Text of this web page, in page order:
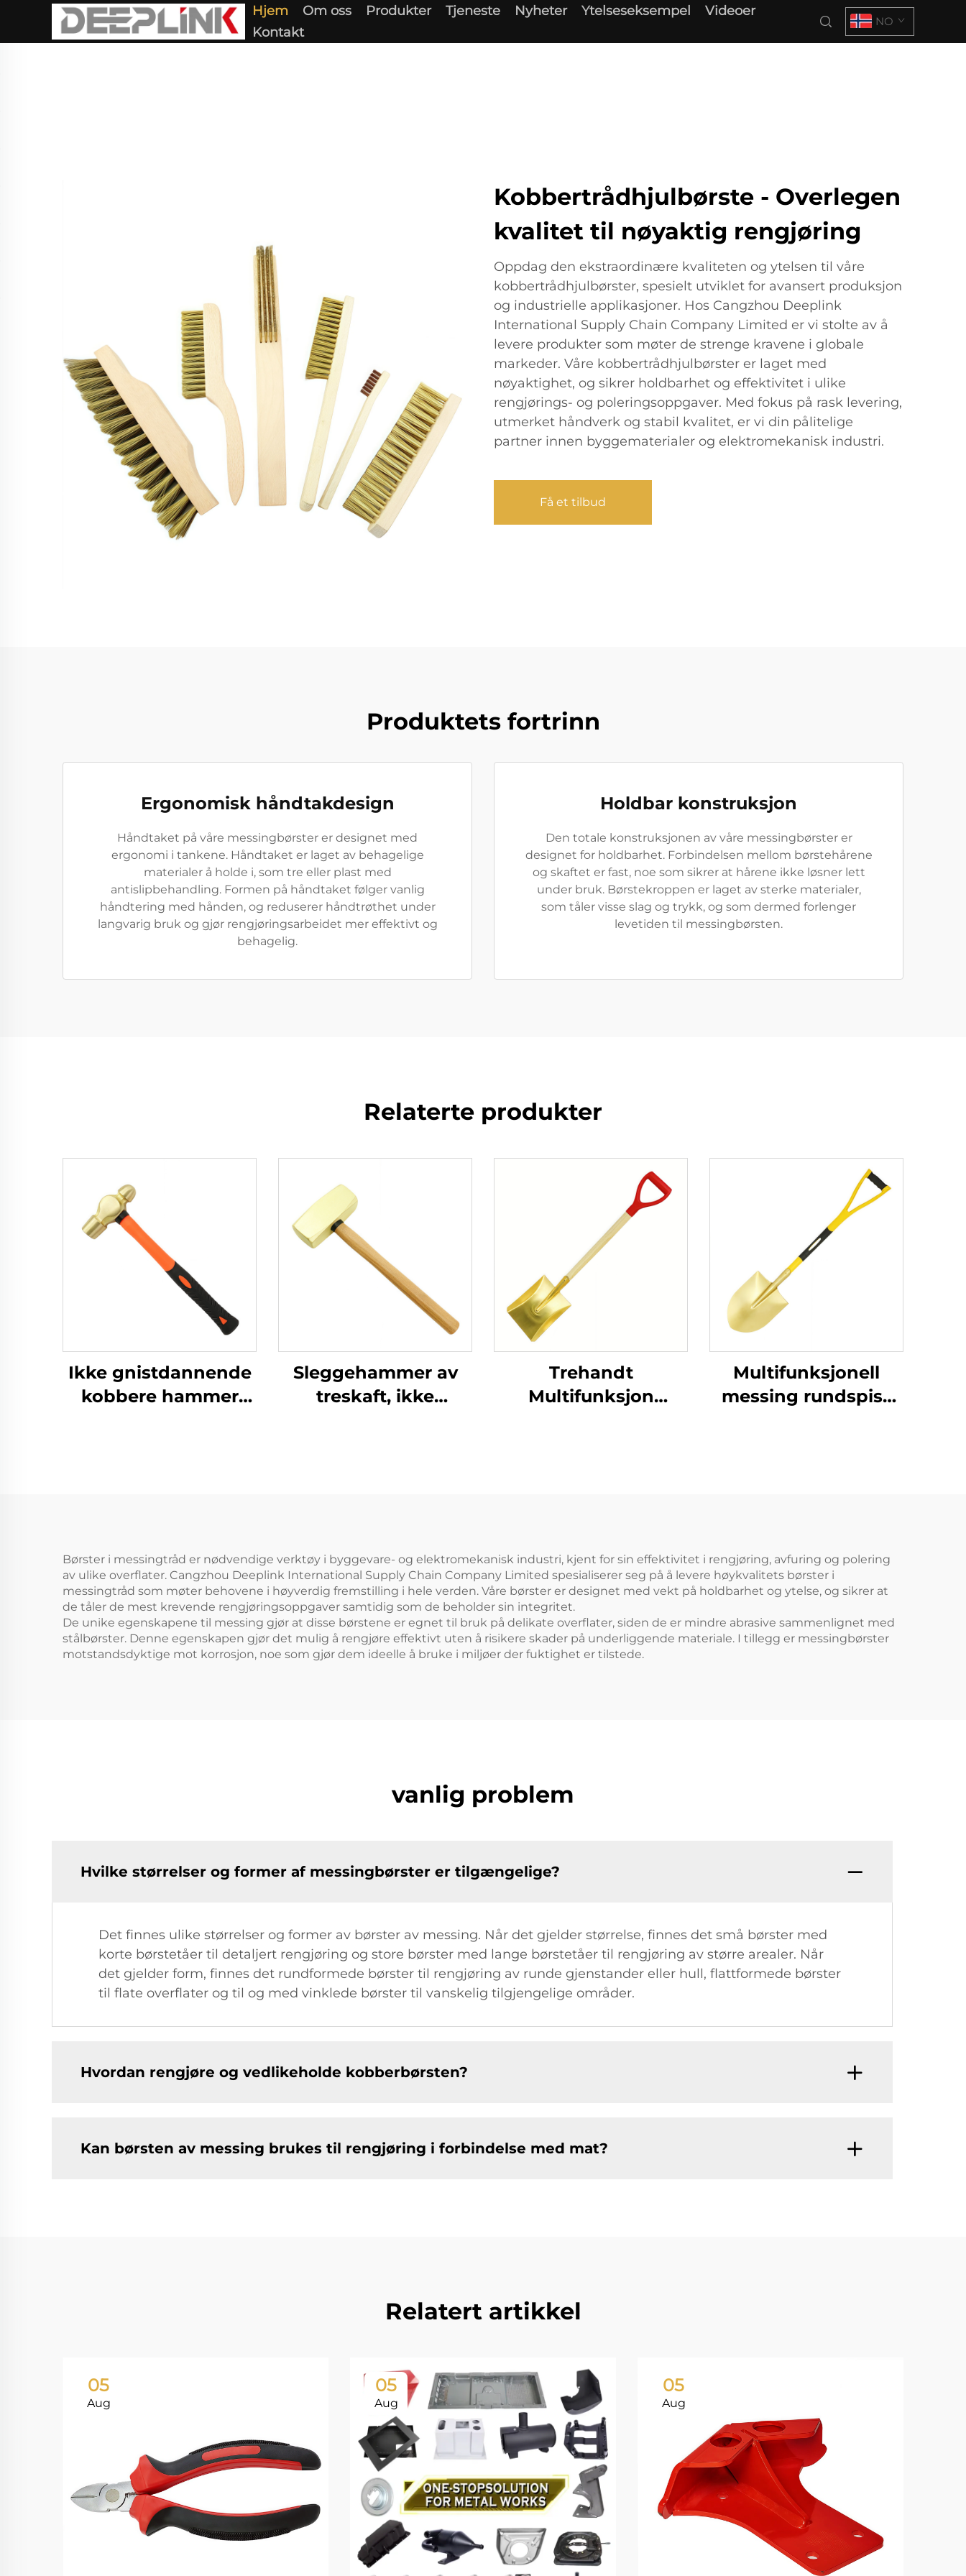
Hjem Om oss Produkter Tjeneste Nyheter Ytelseseksempel
Videoer
Kontakt
NO
Kobbertrådhjulbørste - Overlegen
kvalitet til nøyaktig rengjøring
Oppdag den ekstraordinære kvaliteten og ytelsen til våre
kobbertrådhjulbørster, spesielt utviklet for avansert produksjon
og industrielle applikasjoner. Hos Cangzhou Deeplink
International Supply Chain Company Limited er vi stolte av å
levere produkter som møter de strenge kravene i globale
markeder. Våre kobbertrådhjulbørster er laget med
nøyaktighet, og sikrer holdbarhet og effektivitet i ulike
rengjørings- og poleringsoppgaver. Med fokus på rask levering,
utmerket håndverk og stabil kvalitet, er vi din pålitelige
partner innen byggematerialer og elektromekanisk industri.
Få et tilbud
Produktets fortrinn
Ergonomisk håndtakdesign
Håndtaket på våre messingbørster er designet med
ergonomi i tankene. Håndtaket er laget av behagelige
materialer å holde i, som tre eller plast med
antislipbehandling. Formen på håndtaket følger vanlig
håndtering med hånden, og reduserer håndtrøthet under
langvarig bruk og gjør rengjøringsarbeidet mer effektivt og
behagelig.
Holdbar konstruksjon
Den totale konstruksjonen av våre messingbørster er
designet for holdbarhet. Forbindelsen mellom børstehårene
og skaftet er fast, noe som sikrer at hårene ikke løsner lett
under bruk. Børstekroppen er laget av sterke materialer,
som tåler visse slag og trykk, og som dermed forlenger
levetiden til messingbørsten.
Relaterte produkter
Ikke gnistdannende
kobbere hammer
Sleggehammer av
treskaft, ikke
Trehandt
Multifunksjon
Multifunksjonell
messing rundspiss
Børster i messingtråd er nødvendige verktøy i byggevare- og elektromekanisk industri, kjent for sin effektivitet i rengjøring, avfuring og polering
av ulike overflater. Cangzhou Deeplink International Supply Chain Company Limited spesialiserer seg på å levere høykvalitets børster i
messingtråd som møter behovene i høyverdig fremstilling i hele verden. Våre børster er designet med vekt på holdbarhet og ytelse, og sikrer at
de tåler de mest krevende rengjøringsoppgaver samtidig som de beholder sin integritet.
De unike egenskapene til messing gjør at disse børstene er egnet til bruk på delikate overflater, siden de er mindre abrasive sammenlignet med
stålbørster. Denne egenskapen gjør det mulig å rengjøre effektivt uten å risikere skader på underliggende materiale. I tillegg er messingbørster
motstandsdyktige mot korrosjon, noe som gjør dem ideelle å bruke i miljøer der fuktighet er tilstede.
vanlig problem
Hvilke størrelser og former af messingbørster er tilgængelige?
Det finnes ulike størrelser og former av børster av messing. Når det gjelder størrelse, finnes det små børster med
korte børstetåer til detaljert rengjøring og store børster med lange børstetåer til rengjøring av større arealer. Når
det gjelder form, finnes det rundformede børster til rengjøring av runde gjenstander eller hull, flattformede børster
til flate overflater og til og med vinklede børster til vanskelig tilgjengelige områder.
Hvordan rengjøre og vedlikeholde kobberbørsten?
Kan børsten av messing brukes til rengjøring i forbindelse med mat?
Relatert artikkel
05
Aug
05
Aug
05
Aug